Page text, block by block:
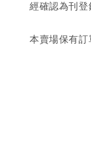
經確認為刊登
本賣場保有訂